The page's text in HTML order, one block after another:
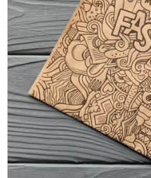
Склянки, кришки, тримачі,
трубочки
Упаковка для суші
Паперові пакети та куточки
Картонні коробки
Коробки для кондитерських
виробів